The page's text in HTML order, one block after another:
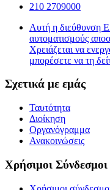
210 2709000
Αυτή η διεύθυνση
αυτοματισμούς
Χρειάζεται να
μπορέσετε να τη
Σχετικά με εμάς
Ταυτότητα
Διοίκηση
Οργανόγραμμα
Ανακοινώσεις
Χρήσιμοι Σύνδεσμοι